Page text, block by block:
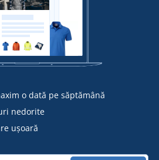
o dată pe săptămână
nedorite
ușoară